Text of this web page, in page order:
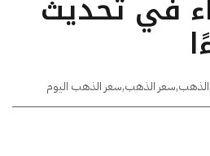
الذهب,سعر الذهب,سعر الذهب اليوم